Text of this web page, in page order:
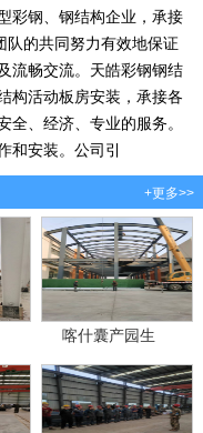
彩钢、钢结构企业，承接
队的共同努力有效地保证
流畅交流。天皓彩钢钢结
构活动板房安装，承接各
、经济、专业的服务。
和安装。公司引
+更多>>
喀什囊产园生